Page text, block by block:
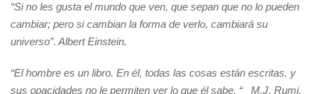
“Si no les gusta el mundo que ven, que sepan que no lo pueden
cambiar; pero si cambian la forma de verlo, cambiará su
universo”. Albert Einstein.
“El hombre es un libro. En él, todas las cosas están escritas, y
sus opacidades no le permiten ver lo que él sabe. “ M.J. Rumi.